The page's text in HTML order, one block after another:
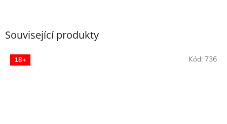
Související produkty
18+ Kód: 736